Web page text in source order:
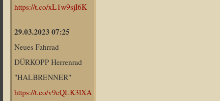
https://t.co/xL1w9sjI6K
29.03.2023 07:25
Neues Fahrrad
DÜRKOPP Herrenrad
"HALBRENNER"
https://t.co/v9cQLK3lXA